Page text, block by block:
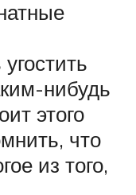
нибудь
этого
что
из того,